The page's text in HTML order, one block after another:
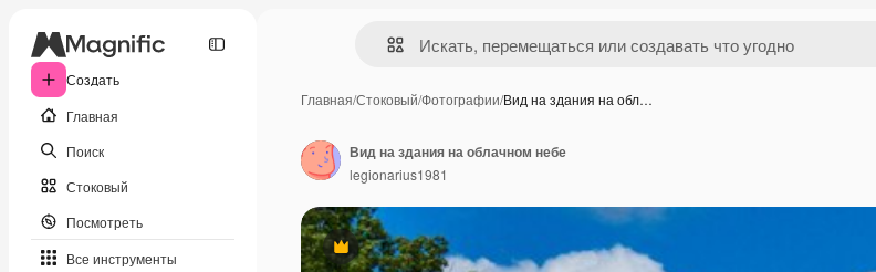
Создать
Главная
Поиск
Стоковый
Посмотреть
Все инструменты
Главная/Стоковый/Фотографии/Вид на здания на обл…
Премиум
Вид на здания на облачном небе
legionarius1981